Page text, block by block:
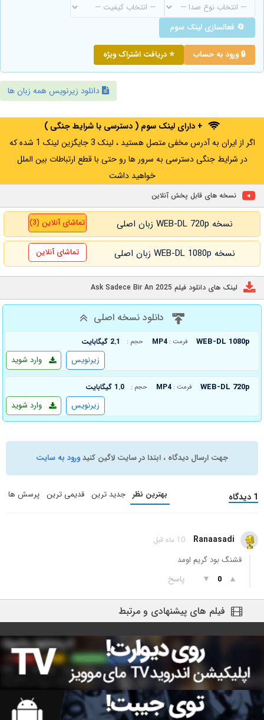
🔄 فعالسازی لینک سوم
🔒 ورود به حساب ⭐ دریافت اشتراک ویژه
دانلود زیرنویس همه زبان ها
+ دارای لینک سوم ( دسترسی با شرایط جنگی )
اگر از ایران به آدرس مخفی متصل هستید ، لینک 3 جایگزین لینک 1 شده که
در شرایط جنگی دسترسی به سرور ها رو حتی با قطع ارتباطات بین الملل
خواهید داشت
نسخه های قابل پخش آنلاین
نسخه WEB-DL 720p زبان اصلی تماشای آنلاین (3)
نسخه WEB-DL 1080p زبان اصلی تماشای آنلاین
لینک های دانلود فیلم Ask Sadece Bir An 2025
دانلود نسخه اصلی
WEB-DL 1080p فرمت : MP4 حجم : 2.1 گیگابایت
وارد شوید زیرنویس
WEB-DL 720p فرمت : MP4 حجم : 1.0 گیگابایت
وارد شوید زیرنویس
جهت ارسال دیدگاه ، ابتدا در سایت لاگین کنیدورود به سایت
1 دیدگاه بهترین نظر جدید ترین قدیمی ترین پرسش ها
Ranaasadi 10 ماه قبل
قشنگ بود گریم اومد
▲
0
▼ پاسخ
فیلم های پیشنهادی و مرتبط